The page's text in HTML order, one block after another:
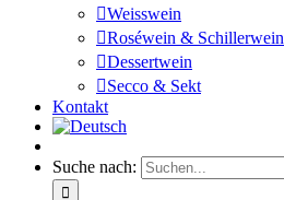
Weisswein
Roséwein & Schillerwein
Dessertwein
Secco & Sekt
Kontakt
Suche nach: